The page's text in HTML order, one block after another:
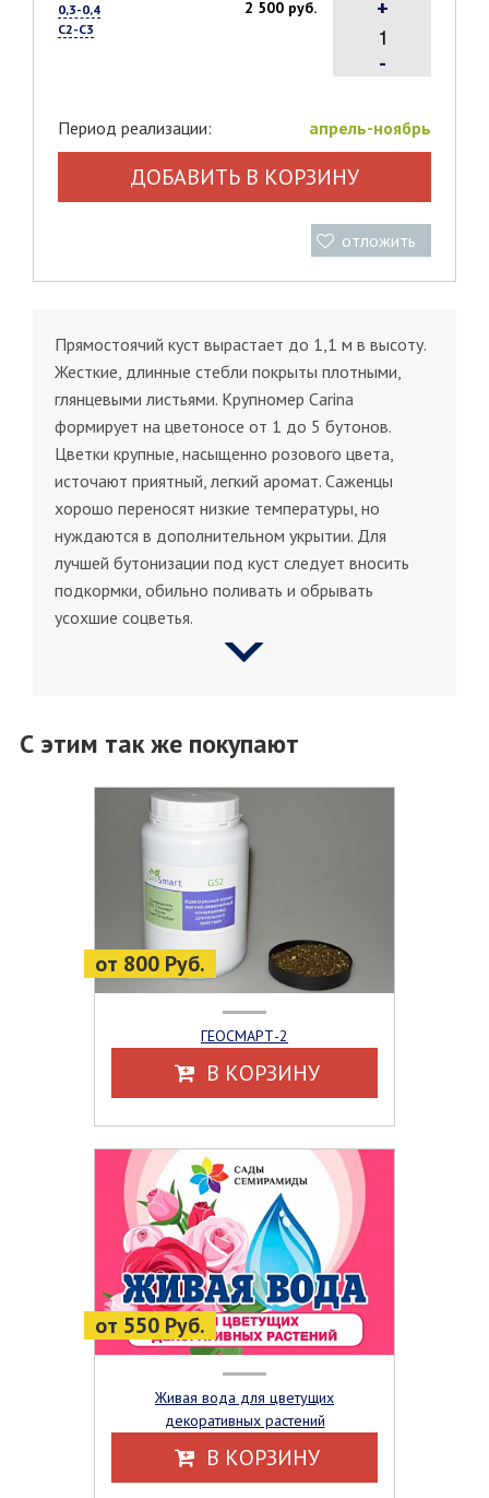
0,3-0,4
С2-С3
2 500 руб.
-
+
Период реализации: апрель-ноябрь
ДОБАВИТЬ В КОРЗИНУ
отложить
Прямостоячий куст вырастает до 1,1 м в высоту.
Жесткие, длинные стебли покрыты плотными,
глянцевыми листьями. Крупномер Carina
формирует на цветоносе от 1 до 5 бутонов.
Цветки крупные, насыщенно розового цвета,
источают приятный, легкий аромат. Саженцы
хорошо переносят низкие температуры, но
нуждаются в дополнительном укрытии. Для
лучшей бутонизации под куст следует вносить
подкормки, обильно поливать и обрывать
усохшие соцветья.
С этим так же покупают
от 800 Руб.
ГЕОСМАРТ-2
В КОРЗИНУ
от 550 Руб.
Живая вода для цветущих
декоративных растений
В КОРЗИНУ